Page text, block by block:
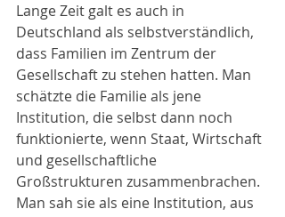
Lange Zeit galt es auch in
Deutschland als selbstverständlich,
dass Familien im Zentrum der
Gesellschaft zu stehen hatten. Man
schätzte die Familie als jene
Institution, die selbst dann noch
funktionierte, wenn Staat, Wirtschaft
und gesellschaftliche
Großstrukturen zusammenbrachen.
Man sah sie als eine Institution, aus